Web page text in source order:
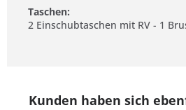
Taschen:
2 Einschubtaschen mit RV - 1
Kunden haben sich